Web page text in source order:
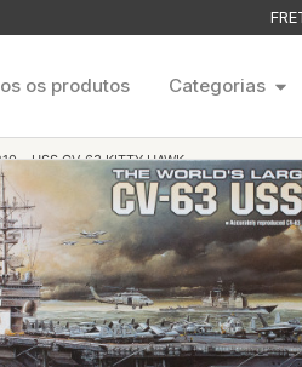
os produtos Categorias
– USS CV-63 KITTY HAWK